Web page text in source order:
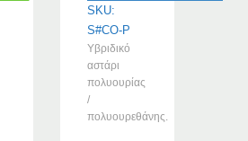
SKU:
S#CO-P
Υβριδικό
αστάρι
πολυουρίας
/
πολυουρεθάνης.